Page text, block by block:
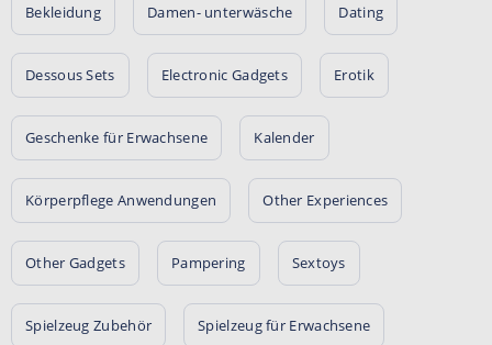
Bekleidung Damen- unterwäsche Dating
Dessous Sets Electronic Gadgets Erotik
Geschenke für Erwachsene Kalender
Körperpflege Anwendungen Other Experiences
Other Gadgets Pampering Sextoys
Spielzeug Zubehör Spielzeug für Erwachsene